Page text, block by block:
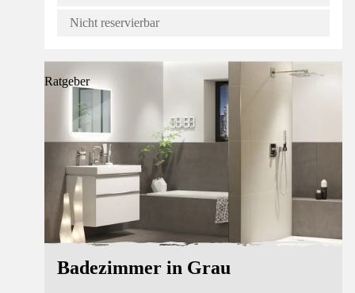
Nicht reservierbar
Ratgeber
Badezimmer in Grau